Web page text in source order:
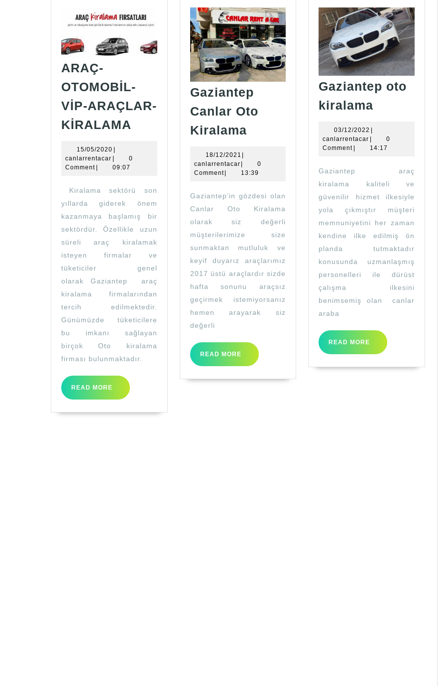
ARAÇ-
OTOMOBİL-
VİP-ARAÇLAR-
KİRALAMA
OTOMOBİL-
ARAÇLAR-
15/05/2020 15/05/2020
canlarrentacar canlarrentacar
0
Comment
09:07
Kiralama sektörü son
yıllarda giderek önem
kazanmaya başlamış bir
sektördür. Özellikle uzun
süreli araç kiralamak
isteyen firmalar ve
tüketiciler genel
olarak Gaziantep araç
kiralama firmalarından
tercih edilmektedir.
Günümüzde tüketicilere
bu imkanı sağlayan
birçok Oto kiralama
firması bulunmaktadır.
READ MORE
READ
MORE
Gaziantep
Canlar Oto
Kiralama
Kiralama
18/12/2021 18/12/2021
|
canlarrentacarcanlarrentacar
|
0
Comment| 13:39
Gaziantep’in gözdesi olan
Canlar Oto Kiralama
olarak siz değerli
müşterilerimize size
sunmaktan mutluluk ve
keyif duyarız araçlarımız
2017 üstü araçlardır sizde
hafta sonunu araçsız
geçirmek istemiyorsanız
hemen arayarak siz
değerli
READ MORE
READ
MORE
Gaziantep oto
kiralama
03/12/2022 03/12/2022
canlarrentacar canlarrentacar
0
Comment
14:17
Gaziantep araç
kiralama kaliteli ve
güvenilir hizmet ilkesiyle
yola çıkmıştır müşteri
memnuniyetini her zaman
kendine ilke edilmiş ön
planda tutmaktadır
konusunda uzmanlaşmış
personelleri ile dürüst
çalışma ilkesini
benimsemiş olan canlar
araba
READ MORE
READ
MORE